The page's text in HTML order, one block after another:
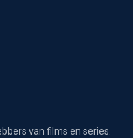
van films en series.